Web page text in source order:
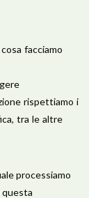
facciamo
rispettiamo i
tra le altre
processiamo
questa